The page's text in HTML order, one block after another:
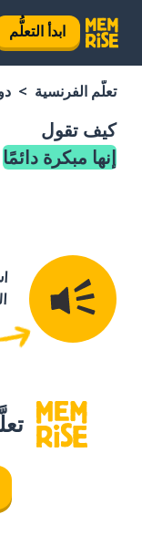
ابدأ التعلُّم
تعلَّم الفرنسية
كيف تقول
إنها مبكرة دائمًا